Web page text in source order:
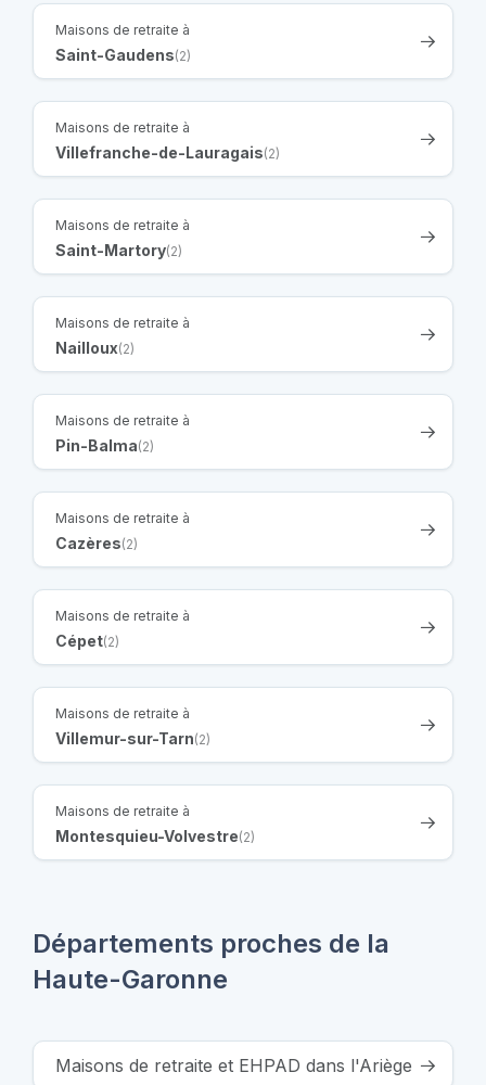
Maisons de retraite à
Saint-Gaudens(2)
Maisons de retraite à
Villefranche-de-Lauragais(2)
Maisons de retraite à
Saint-Martory(2)
Maisons de retraite à
Nailloux(2)
Maisons de retraite à
Pin-Balma(2)
Maisons de retraite à
Cazères(2)
Maisons de retraite à
Cépet(2)
Maisons de retraite à
Villemur-sur-Tarn(2)
Maisons de retraite à
Montesquieu-Volvestre(2)
Départements proches de la
Haute-Garonne
Maisons de retraite et EHPAD dans l'Ariège